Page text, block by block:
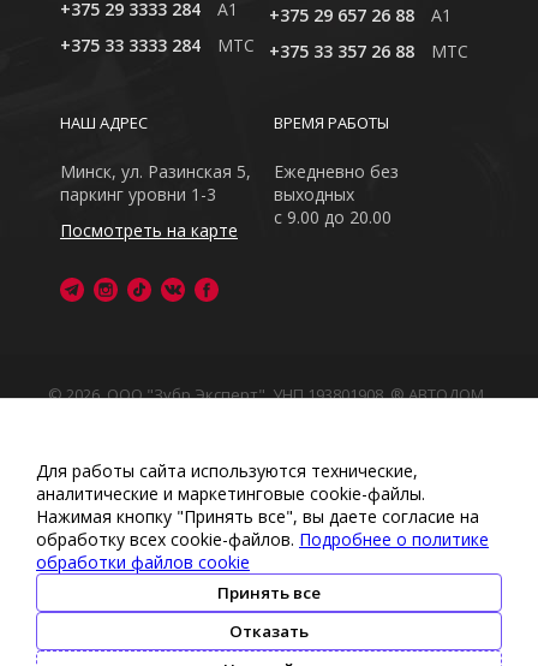
+375 29 3333 284
A1
+375 33 3333 284
MTC
+375 29 657 26 88
A1
+375 33 357 26 88
MTC
ВРЕМЯ РАБОТЫ
Ежедневно без
выходных
с 9.00 до 20.00
НАШ АДРЕС
Минск, ул. Разинская 5,
паркинг уровни 1-3
Посмотреть на карте
© 2026, ООО "Зубр Эксперт", УНП 193801908. ® АВТОДОМ
Обращаем Ваше внимание на то, что данный интернет-
сайт носит исключительно информационный характер
Любое использование либо копирование материалов
или подборки материалов сайта, элементов дизайна и
оформления запрещено
Политика обработки персональных данных
обработки файлов cookie•Политика видеонаблюдения
•Условия обработки персональных данных
Для работы сайта используются технические,
аналитические и маркетинговые сооkіе-файлы.
Нажимая кнопку "Принять все", вы даете согласие на
обработку всех cookie-файлов. Подробнее о политике
обработки файлов cookie
Принять все
Отказать